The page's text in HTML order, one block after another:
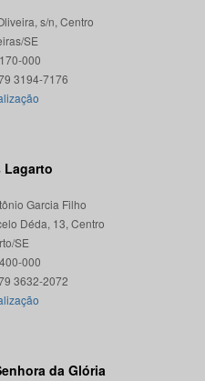
s/n, Centro
SE
000
Lagarto
Garcia Filho
Déda, 13, Centro
SE
000
da Glória